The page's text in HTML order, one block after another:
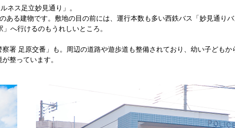
ネス足立妙見通り」。
る建物です。敷地の目の前には、運行本数も多い西鉄バス「妙見通りバ
へ行けるのもうれしいところ。
署 足原交番」も。周辺の道路や遊歩道も整備されており、幼い子どもか
整っています。